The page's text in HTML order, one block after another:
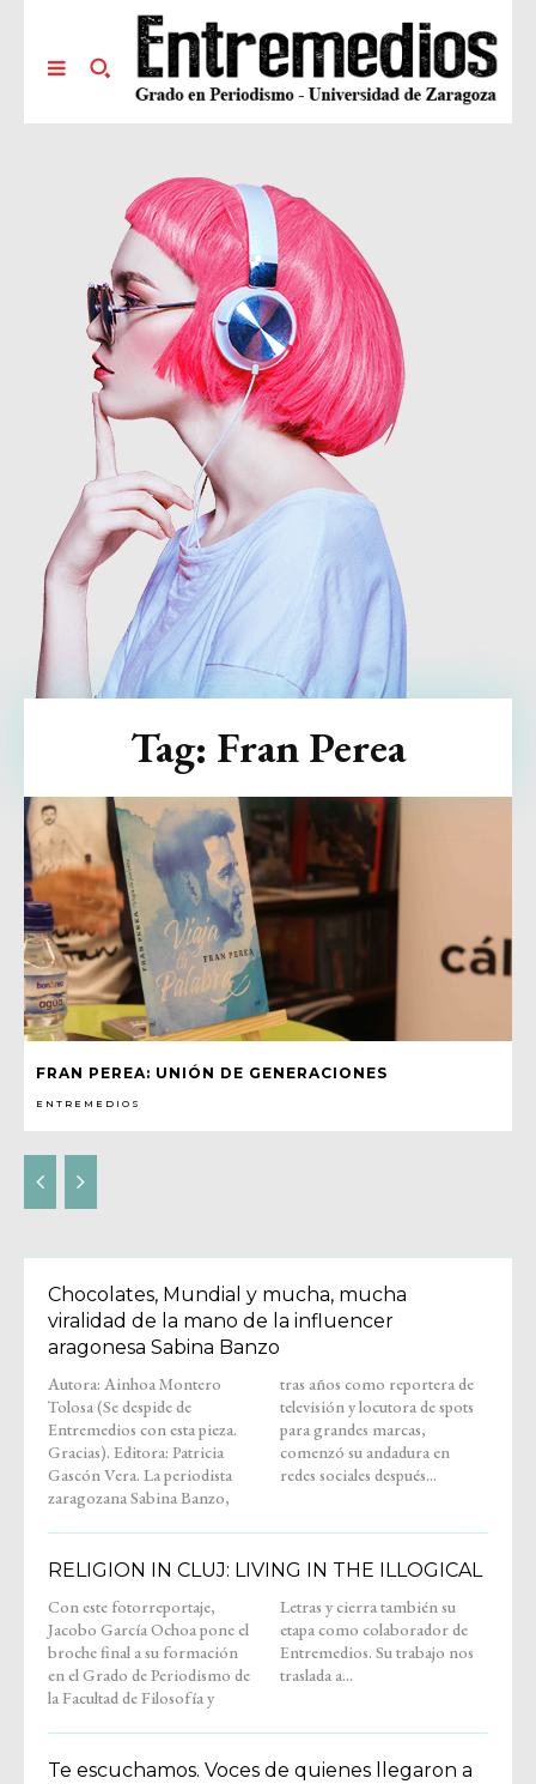
FRAN PEREA: UNIÓN DE GENERACIONES
ENTREMEDIOS
Tag: Fran Perea
Chocolates, Mundial y mucha, mucha
viralidad de la mano de la influencer
aragonesa Sabina Banzo
Autora: Ainhoa Montero
Tolosa (Se despide de
Entremedios con esta pieza.
Gracias). Editora: Patricia
Gascón Vera. La periodista
zaragozana Sabina Banzo,
tras años como reportera de
televisión y locutora de spots
para grandes marcas,
comenzó su andadura en
redes sociales después...
RELIGION IN CLUJ: LIVING IN THE ILLOGICAL
Con este fotorreportaje,
Jacobo García Ochoa pone el
broche final a su formación
en el Grado de Periodismo de
la Facultad de Filosofía y
Letras y cierra también su
etapa como colaborador de
Entremedios. Su trabajo nos
traslada a...
Te escuchamos. Voces de quienes llegaron a